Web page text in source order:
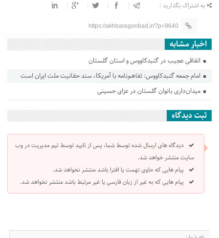
به اشتراک بگذارید :
https://akhbaregonbad.ir/?p=9640
اخبار مشابه
اتفاقی عجیب در‌ گنبدکاووس و استان گلستان
امام جمعه گنبدکاووس: تفاهم‌نامه با آمریکا، سند حقانیت ملت ایران است
میدان‌داری بانوان گلستان در عزای حسینی
ثبت دیدگاه
دیدگاه های ارسال شده توسط شما، پس از تایید توسط تیم مدیریت در وب
سایت منتشر خواهد شد.
پیام هایی که حاوی تهمت یا افترا باشد منتشر نخواهد شد.
پیام هایی که به غیر از زبان فارسی یا غیر مرتبط باشد منتشر نخواهد شد.